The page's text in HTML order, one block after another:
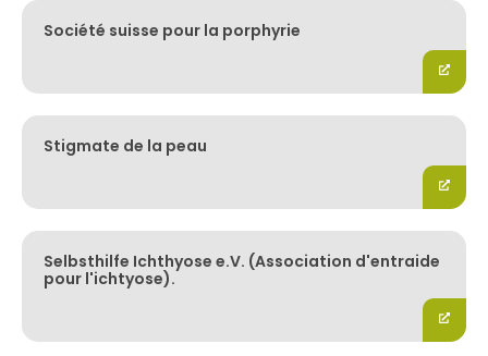
Société suisse pour la porphyrie
Stigmate de la peau
Selbsthilfe Ichthyose e.V. (Association d'entraide
pour l'ichtyose).